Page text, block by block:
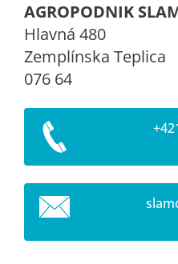
AGROPODNIK
Hlavná 480
Zemplínska Teplica
076 64